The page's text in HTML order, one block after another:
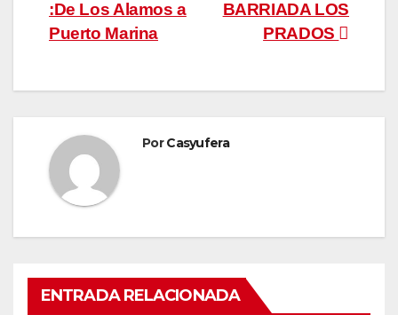
de
BARRIADA LOS
PRADOS
:De Los Alamos a
Puerto Marina
PorCasyufera
ENTRADA RELACIONADA